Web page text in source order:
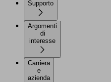
Supporto
Argomenti
di
Carriera
e
azienda